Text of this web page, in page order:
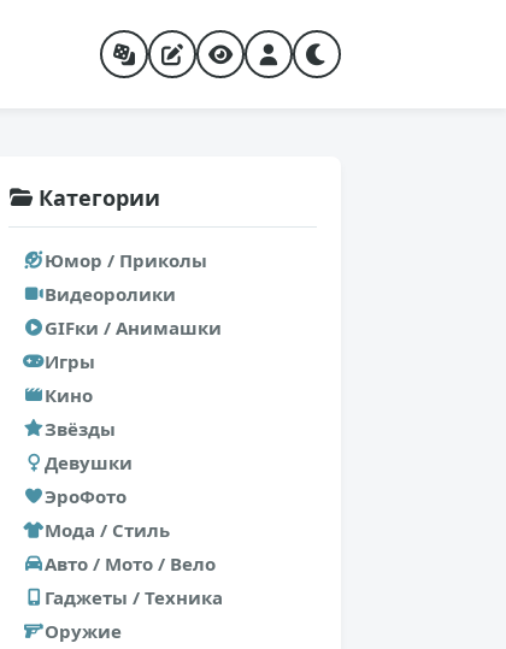
Категории
Юмор / Приколы
Видеоролики
GIFки / Анимашки
Игры
Кино
Звёзды
Девушки
ЭроФото
Мода / Стиль
Авто / Мото / Вело
Гаджеты / Техника
Оружие